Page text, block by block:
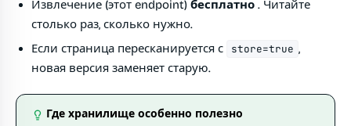
Извлечение (этот endpoint) бесплатно . Читайте
столько раз, сколько нужно.
Если страница пересканируется с
store=true ,
новая версия заменяет старую.
Где хранилище особенно полезно